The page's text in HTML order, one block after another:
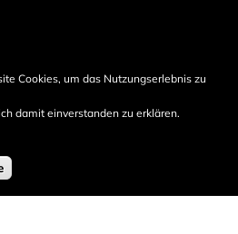
Cookies, um das Nutzungserlebnis zu
damit einverstanden zu erklären.